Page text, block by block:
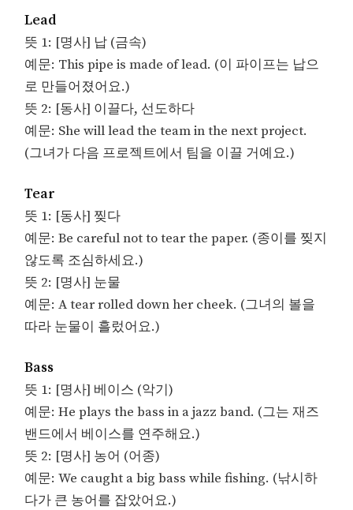
Lead
뜻 1: [명사] 납 (금속)
예문: This pipe is made of lead. (이 파이프는 납으
로 만들어졌어요.)
뜻 2: [동사] 이끌다, 선도하다
예문: She will lead the team in the next project.
(그녀가 다음 프로젝트에서 팀을 이끌 거예요.)
Tear
뜻 1: [동사] 찢다
예문: Be careful not to tear the paper. (종이를 찢지
않도록 조심하세요.)
뜻 2: [명사] 눈물
예문: A tear rolled down her cheek. (그녀의 볼을
따라 눈물이 흘렀어요.)
Bass
뜻 1: [명사] 베이스 (악기)
예문: He plays the bass in a jazz band. (그는 재즈
밴드에서 베이스를 연주해요.)
뜻 2: [명사] 농어 (어종)
예문: We caught a big bass while fishing. (낚시하
다가 큰 농어를 잡았어요.)